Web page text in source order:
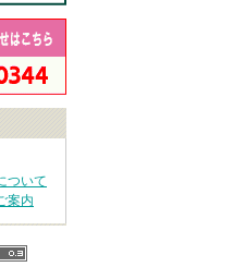
ついて
案内